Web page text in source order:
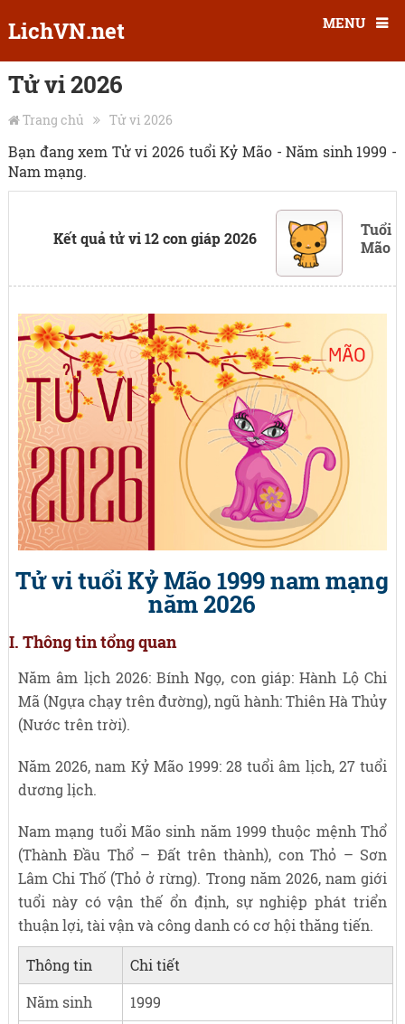
LichVN.net MENU
Tử vi 2026
Trang chủ Tử vi 2026
Bạn đang xem Tử vi 2026 tuổi Kỷ Mão - Năm sinh 1999 -
Nam mạng.
Kết quả tử vi 12 con giáp 2026
Tuổi
Mão
Tử vi tuổi Kỷ Mão 1999 nam mạng
năm 2026
I. Thông tin tổng quan
Năm âm lịch 2026: Bính Ngọ, con giáp: Hành Lộ Chi
Mã (Ngựa chạy trên đường), ngũ hành: Thiên Hà Thủy
(Nước trên trời).
Năm 2026, nam Kỷ Mão 1999: 28 tuổi âm lịch, 27 tuổi
dương lịch.
Nam mạng tuổi Mão sinh năm 1999 thuộc mệnh Thổ
(Thành Đầu Thổ – Đất trên thành), con Thỏ – Sơn
Lâm Chi Thố (Thỏ ở rừng). Trong năm 2026, nam giới
tuổi này có vận thế ổn định, sự nghiệp phát triển
thuận lợi, tài vận và công danh có cơ hội thăng tiến.
Thông tin
Chi tiết
Năm sinh
1999